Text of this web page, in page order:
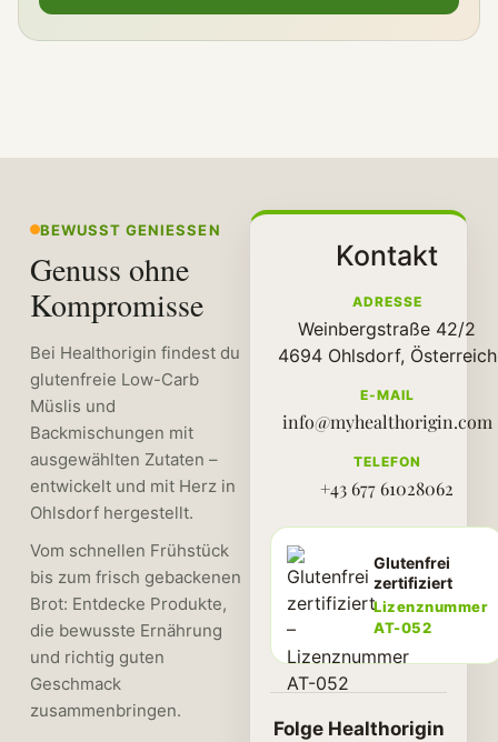
BEWUSST GENIESSEN
Genuss ohne
Kompromisse
Bei Healthorigin findest du
glutenfreie Low-Carb
Müslis und
Backmischungen mit
ausgewählten Zutaten –
entwickelt und mit Herz in
Ohlsdorf hergestellt.
Vom schnellen Frühstück
bis zum frisch gebackenen
Brot: Entdecke Produkte,
die bewusste Ernährung
und richtig guten
Geschmack
zusammenbringen.
Kontakt
ADRESSE
Weinbergstraße 42/2
4694 Ohlsdorf, Österreich
E-MAIL
info@myhealthorigin.com
TELEFON
+43 677 61028062
Glutenfrei
zertifiziert
Lizenznummer
AT-052
Folge Healthorigin